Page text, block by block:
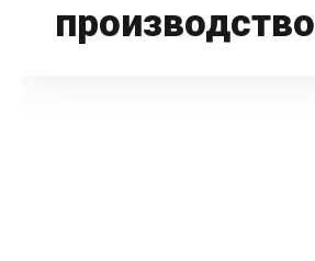
производство